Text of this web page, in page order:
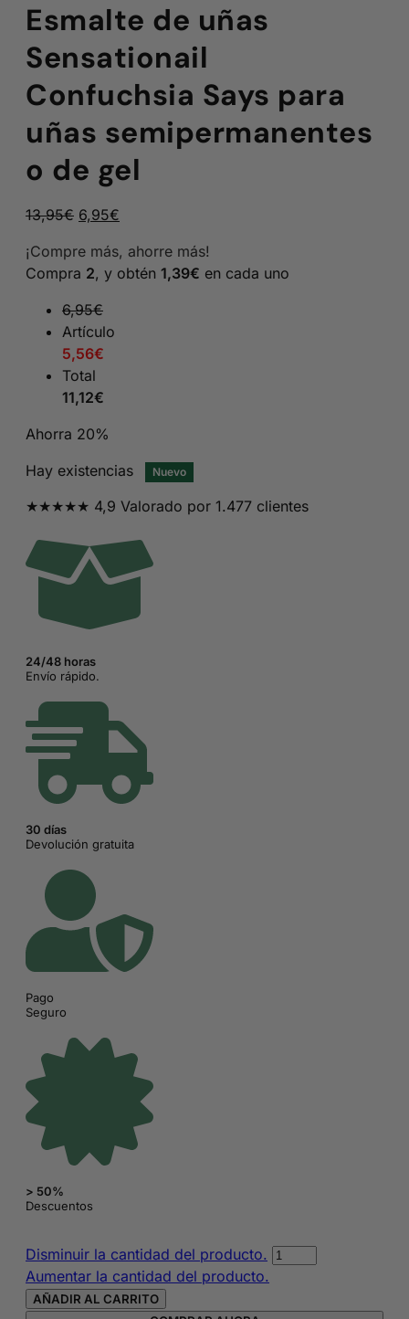
Esmalte de uñas
Sensationail
Confuchsia Says para
uñas semipermanentes
o de gel
13,95€ El
original
era:
13,95€.
6,95€
actual
es:
¡Compre más, ahorre más!
Compra 2, y obtén 1,39€ en cada uno
6,95€
Artículo
5,56€
Total
11,12€
Ahorra 20%
Hay existencias
Nuevo
★★★★★ 4,9 Valorado por 1.477 clientes
24/48 horas
Envío rápido.
30 días
Devolución gratuita
Pago
Seguro
> 50%
Descuentos
Disminuir la cantidad del producto. Esmalte
Aumentar la cantidad del producto.
AÑADIR AL CARRITO